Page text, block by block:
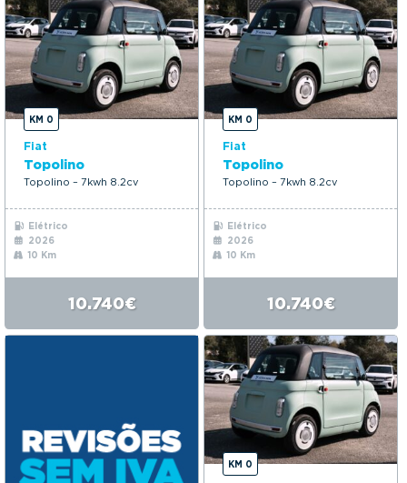
KM 0
Fiat
Topolino
Topolino – 7kwh 8.2cv
Elétrico
2026
10 Km
10.740€
KM 0
Fiat
Topolino
Topolino – 7kwh 8.2cv
Elétrico
2026
10 Km
10.740€
KM 0